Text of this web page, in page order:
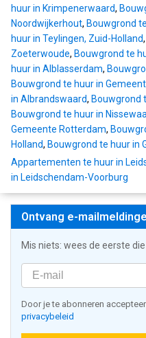
huur in Krimpenerwaard,
Noordwijkerhout, Bouwgrond
huur in Teylingen, Zuid-Holland,
Zoeterwoude, Bouwgrond te
huur in Alblasserdam,
Bouwgrond te huur in
in Albrandswaard, Bouwgrond
Bouwgrond te huur in
Gemeente Rotterdam,
Holland, Bouwgrond te huur in
Appartementen te huur in
in Leidschendam-Voorburg
Ontvang e-
Mis niets: wees de eerste
Door je te abonneren
privacybeleid